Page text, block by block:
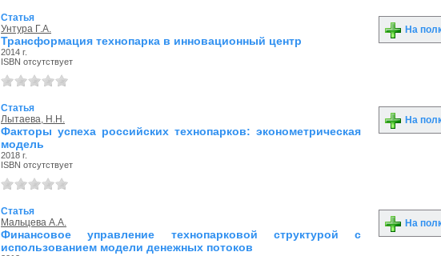
Статья
Унтура Г.А.
Трансформация технопарка в инновационный центр
2014 г.
ISBN отсутствует
На
Статья
Лытаева, Н.Н.
Факторы успеха российских технопарков: эконометрическая
модель
2018 г.
ISBN отсутствует
На
Статья
Мальцева А.А.
Финансовое управление технопарковой структурой с
использованием модели денежных потоков
На